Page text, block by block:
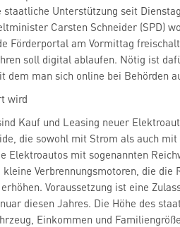
Unterstützung seit
Carsten Schneider (SPD)
Förderportal am Vormittag
soll digital ablaufen. Nötig ist
dem man sich online bei Behörden
wird
Kauf und Leasing neuer
die sowohl mit Strom als auch
Elektroautos mit sogenannten
Verbrennungsmotoren, die die
Voraussetzung ist eine
diesen Jahres. Die Höhe des
Einkommen und